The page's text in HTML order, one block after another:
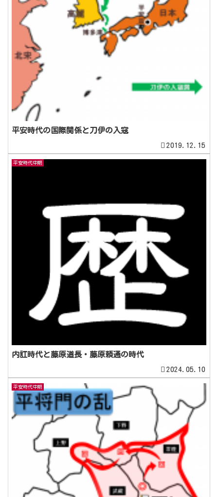
平安時代の国際関係と刀伊の入寇
2019.12.15
平安時代中期
内訌時代と藤原道長・藤原頼通の時代
2024.05.10
平安時代中期